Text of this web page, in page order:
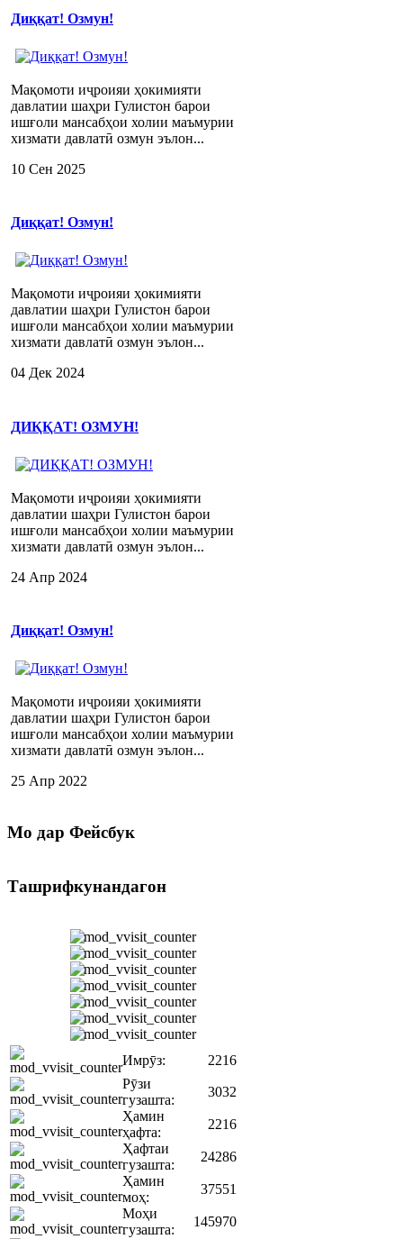
Диққат! Озмун!
Мақомоти иҷроияи ҳокимияти
давлатии шаҳри Гулистон барои
ишғоли мансабҳои холии маъмурии
хизмати давлатӣ озмун эълон...
10 Сен 2025
Диққат! Озмун!
Мақомоти иҷроияи ҳокимияти
давлатии шаҳри Гулистон барои
ишғоли мансабҳои холии маъмурии
хизмати давлатӣ озмун эълон...
04 Дек 2024
ДИҚҚАТ! ОЗМУН!
Мақомоти иҷроияи ҳокимияти
давлатии шаҳри Гулистон барои
ишғоли мансабҳои холии маъмурии
хизмати давлатӣ озмун эълон...
24 Апр 2024
Диққат! Озмун!
Мақомоти иҷроияи ҳокимияти
давлатии шаҳри Гулистон барои
ишғоли мансабҳои холии маъмурии
хизмати давлатӣ озмун эълон...
25 Апр 2022
Мо дар Фейсбук
Ташрифкунандагон
Имрӯз:
2216
Рӯзи
гузашта:
3032
Ҳамин
ҳафта:
2216
Ҳафтаи
гузашта:
24286
Ҳамин
моҳ:
37551
Моҳи
гузашта:
145970